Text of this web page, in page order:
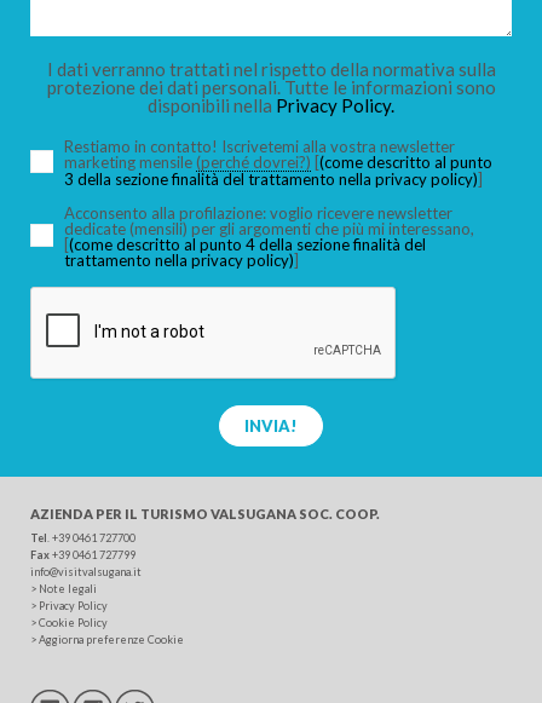
I dati verranno trattati nel rispetto della normativa sulla
protezione dei dati personali. Tutte le informazioni sono
disponibili nella Privacy Policy.
Restiamo in contatto! Iscrivetemi alla vostra newsletter
marketing mensile (perché dovrei?) [(come descritto al punto
3 della sezione finalità del trattamento nella privacy policy)]
Acconsento alla profilazione: voglio ricevere newsletter
dedicate (mensili) per gli argomenti che più mi interessano,
[(come descritto al punto 4 della sezione finalità del
trattamento nella privacy policy)]
INVIA!
AZIENDA PER IL TURISMO VALSUGANA SOC. COOP.
Tel .+39 0461 727700
Fax+39 0461 727799
info@visitvalsugana.it
> Note legali
> Privacy Policy
>Cookie Policy
>Aggiorna preferenze Cookie